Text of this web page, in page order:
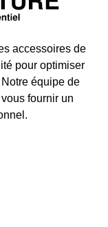
accessoires de
pour optimiser
équipe de
fournir un